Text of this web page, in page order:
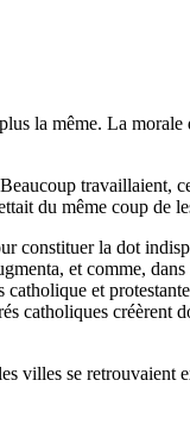
la même. La
du même coup de
la dot
et comme,
et
catholiques
villes se